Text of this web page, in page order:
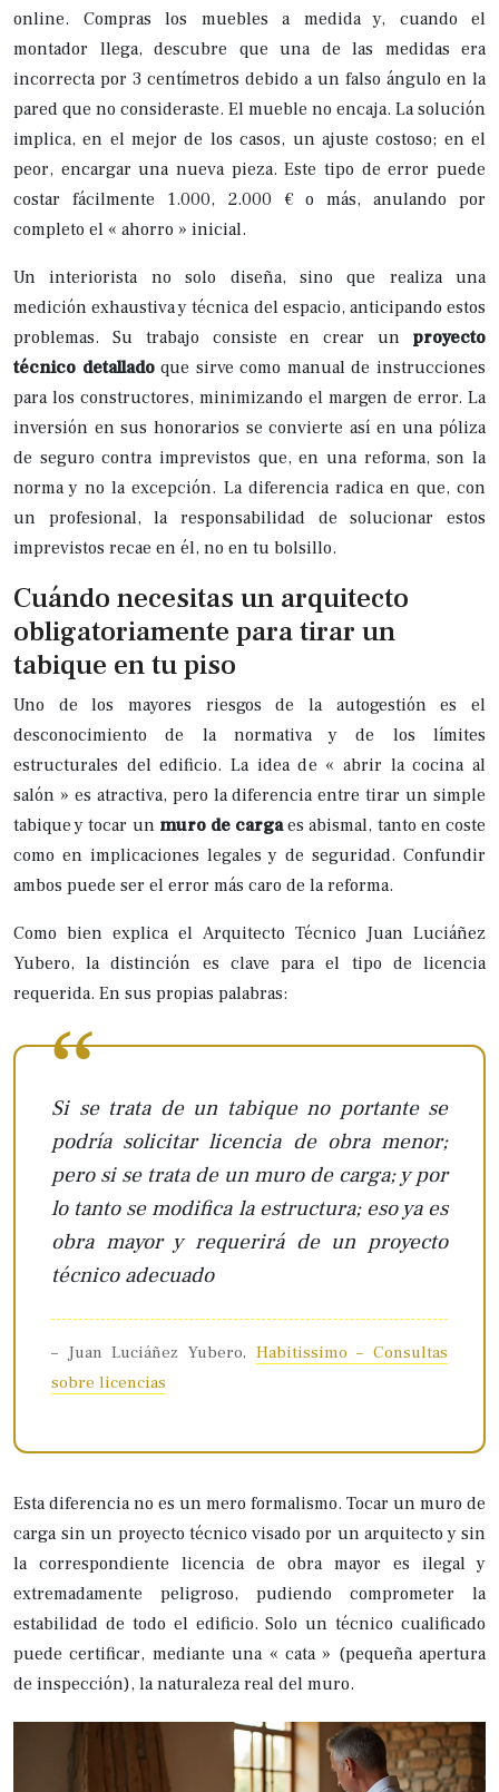
online. Compras los muebles a medida y, cuando el
montador llega, descubre que una de las medidas era
incorrecta por 3 centímetros debido a un falso ángulo en la
pared que no consideraste. El mueble no encaja. La solución
implica, en el mejor de los casos, un ajuste costoso; en el
peor, encargar una nueva pieza. Este tipo de error puede
costar fácilmente 1.000, 2.000 € o más, anulando por
completo el « ahorro » inicial.
Un interiorista no solo diseña, sino que realiza una
medición exhaustiva y técnica del espacio, anticipando estos
problemas. Su trabajo consiste en crear un proyecto
técnico detalladoque sirve como manual de instrucciones
para los constructores, minimizando el margen de error. La
inversión en sus honorarios se convierte así en una póliza
de seguro contra imprevistos que, en una reforma, son la
norma y no la excepción. La diferencia radica en que, con
un profesional, la responsabilidad de solucionar estos
imprevistos recae en él, no en tu bolsillo.
Cuándo necesitas un arquitecto
obligatoriamente para tirar un
tabique en tu piso
Uno de los mayores riesgos de la autogestión es el
desconocimiento de la normativa y de los límites
estructurales del edificio. La idea de « abrir la cocina al
salón » es atractiva, pero la diferencia entre tirar un simple
tabique y tocar un muro de cargaes abismal, tanto en coste
como en implicaciones legales y de seguridad. Confundir
ambos puede ser el error más caro de la reforma.
Como bien explica el Arquitecto Técnico Juan Luciáñez
Yubero, la distinción es clave para el tipo de licencia
requerida. En sus propias palabras:
Si se trata de un tabique no portante se
podría solicitar licencia de obra menor;
pero si se trata de un muro de carga; y por
lo tanto se modifica la estructura; eso ya es
obra mayor y requerirá de un proyecto
técnico adecuado
– Juan Luciáñez Yubero, Habitissimo – Consultas
sobre licencias
Esta diferencia no es un mero formalismo. Tocar un muro de
carga sin un proyecto técnico visado por un arquitecto y sin
la correspondiente licencia de obra mayor es ilegal y
extremadamente peligroso, pudiendo comprometer la
estabilidad de todo el edificio. Solo un técnico cualificado
puede certificar, mediante una « cata » (pequeña apertura
de inspección), la naturaleza real del muro.